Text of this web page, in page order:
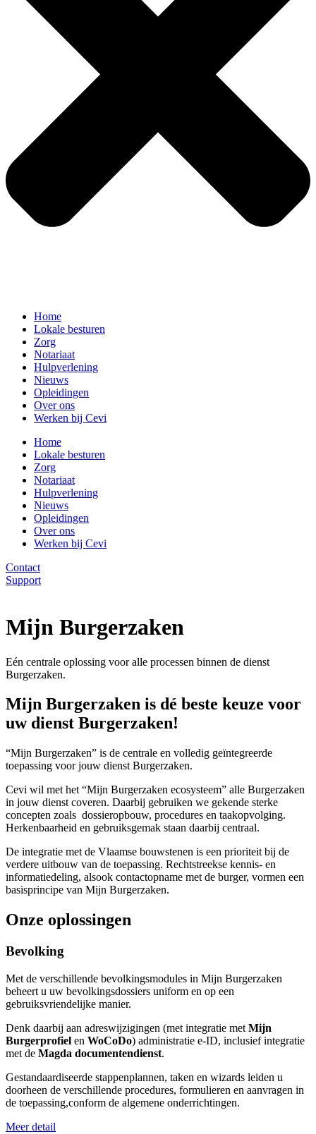
Home
Lokale besturen
Zorg
Notariaat
Hulpverlening
Nieuws
Opleidingen
Over ons
Werken bij Cevi
Home
Lokale besturen
Zorg
Notariaat
Hulpverlening
Nieuws
Opleidingen
Over ons
Werken bij Cevi
Contact
Support
Mijn Burgerzaken
Eén centrale oplossing voor alle processen binnen de dienst
Burgerzaken.
Mijn Burgerzaken is dé beste keuze voor
uw dienst Burgerzaken!
“Mijn Burgerzaken” is de centrale en volledig geïntegreerde
toepassing voor jouw dienst Burgerzaken.
Cevi wil met het “Mijn Burgerzaken ecosysteem” alle Burgerzaken
in jouw dienst coveren. Daarbij gebruiken we gekende sterke
concepten zoals dossieropbouw, procedures en taakopvolging.
Herkenbaarheid en gebruiksgemak staan daarbij centraal.
De integratie met de Vlaamse bouwstenen is een prioriteit bij de
verdere uitbouw van de toepassing. Rechtstreekse kennis- en
informatiedeling, alsook contactopname met de burger, vormen een
basisprincipe van Mijn Burgerzaken.
Onze oplossingen
Bevolking
Met de verschillende bevolkingsmodules in Mijn Burgerzaken
beheert u uw bevolkingsdossiers uniform en op een
gebruiksvriendelijke manier.
Denk daarbij aan adreswijzigingen (met integratie met Mijn
Burgerprofiel en WoCoDo) administratie e-ID, inclusief integratie
met de Magda documentendienst.
Gestandaardiseerde stappenplannen, taken en wizards leiden u
doorheen de verschillende procedures, formulieren en aanvragen in
de toepassing,conform de algemene onderrichtingen.
Meer detail